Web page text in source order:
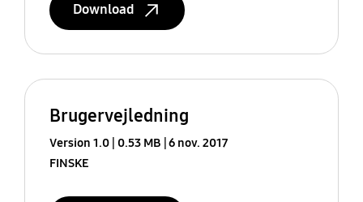
Download
Brugervejledning
Version 1.0 0.53 MB 6 nov. 2017
FINSKE